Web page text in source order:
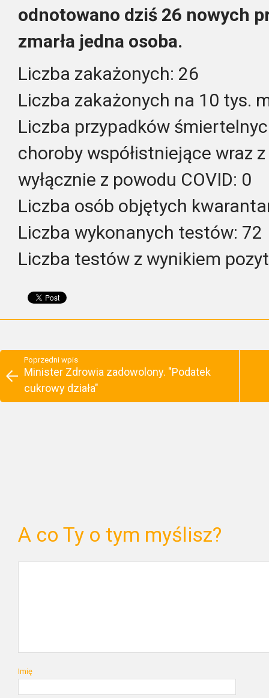
odnotowano dziś 26 nowych
zmarła jedna osoba.
Liczba zakażonych: 26
Liczba zakażonych na 10 tys.
Liczba przypadków
choroby współistniejące wraz z
wyłącznie z powodu COVID: 0
Liczba osób objętych
Liczba wykonanych testów: 72
Liczba testów z wynikiem
Poprzedni wpis
Minister Zdrowia zadowolony. "Podatek
cukrowy działa"
A co Ty o tym myślisz?
Imię